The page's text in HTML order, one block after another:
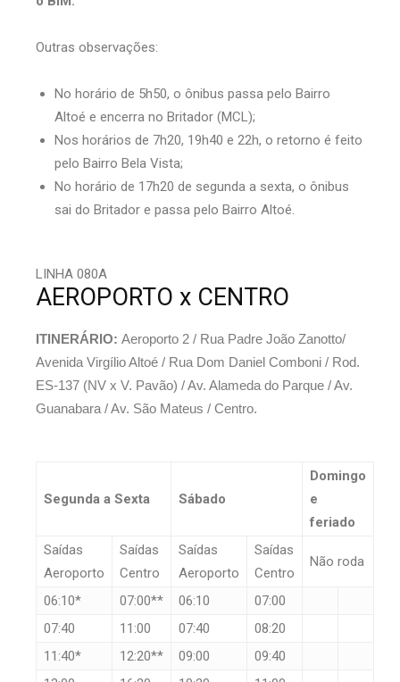
Outras observações:
No horário de 5h50, o ônibus passa pelo Bairro
Altoé e encerra no Britador (MCL);
Nos horários de 7h20, 19h40 e 22h, o retorno é feito
pelo Bairro Bela Vista;
No horário de 17h20 de segunda a sexta, o ônibus
sai do Britador e passa pelo Bairro Altoé.
LINHA 080A
AEROPORTO x CENTRO
ITINERÁRIO: Aeroporto 2 / Rua Padre João Zanotto/
Avenida Virgílio Altoé / Rua Dom Daniel Comboni / Rod.
ES-137 (NV x V. Pavão) / Av. Alameda do Parque / Av.
Guanabara / Av. São Mateus / Centro.
Segunda a Sexta Sábado
Domingo
e
feriado
Saídas
Aeroporto
Saídas
Centro
Saídas
Aeroporto
Saídas
Centro
Não roda
06:10* 07:00** 06:10
07:00
07:40
11:00 07:40
08:20
11:40*
12:20** 09:00
09:40